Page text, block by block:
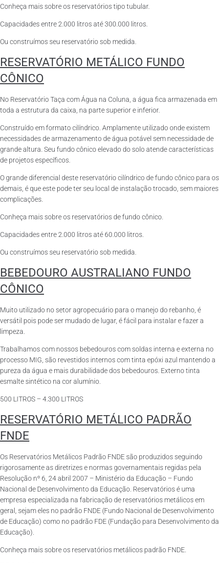
Conheça mais sobre os reservatórios tipo tubular.
Capacidades entre 2.000 litros até 300.000 litros.
Ou construímos seu reservatório sob medida.
RESERVATÓRIO METÁLICO FUNDO
CÔNICO
No Reservatório Taça com Água na Coluna, a água fica armazenada em
toda a estrutura da caixa, na parte superior e inferior.
Construído em formato cilíndrico. Amplamente utilizado onde existem
necessidades de armazenamento de água potável sem necessidade de
grande altura. Seu fundo cônico elevado do solo atende características
de projetos específicos.
O grande diferencial deste reservatório cilíndrico de fundo cônico para os
demais, é que este pode ter seu local de instalação trocado, sem maiores
complicações.
Conheça mais sobre os reservatórios de fundo cônico.
Capacidades entre 2.000 litros até 60.000 litros.
Ou construímos seu reservatório sob medida.
BEBEDOURO AUSTRALIANO FUNDO
CÔNICO
Muito utilizado no setor agropecuário para o manejo do rebanho, é
versátil pois pode ser mudado de lugar, é fácil para instalar e fazer a
limpeza.
Trabalhamos com nossos bebedouros com soldas interna e externa no
processo MIG, são revestidos internos com tinta epóxi azul mantendo a
pureza da água e mais durabilidade dos bebedouros. Externo tinta
esmalte sintético na cor alumínio.
500 LITROS – 4.300 LITROS
RESERVATÓRIO METÁLICO PADRÃO
FNDE
Os Reservatórios Metálicos Padrão FNDE são produzidos seguindo
rigorosamente as diretrizes e normas governamentais regidas pela
Resolução nº 6, 24 abril 2007 – Ministério da Educação – Fundo
Nacional de Desenvolvimento da Educação. Reservatórios é uma
empresa especializada na fabricação de reservatórios metálicos em
geral, sejam eles no padrão FNDE (Fundo Nacional de Desenvolvimento
de Educação) como no padrão FDE (Fundação para Desenvolvimento da
Educação).
Conheça mais sobre os reservatórios metálicos padrão FNDE.